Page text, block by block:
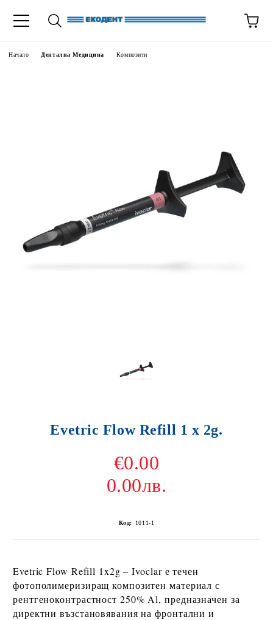
Начало Дентална Медицина Композити
Evetric Flow Refill 1 x 2g.
€0.00
0.00лв.
Код: 1011-1
Evetric Flow Refill 1x2g – Ivoclarе течен
фотополимеризиращ композитен материал с
рентгеноконтрастност 250% Al, предназначен за
директни възстановявания на фронтални и